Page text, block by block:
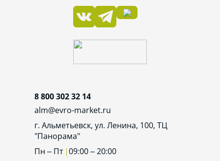
8 800 302 32 14
alm@evro-market.ru
г. Альметьевск, ул. Ленина, 100, ТЦ
"Панорама"
Пн – Пт 09:00 – 20:00